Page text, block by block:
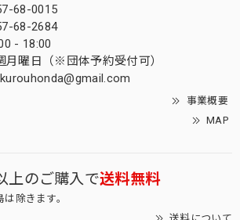
68-0015
68-2684
- 18:00
月曜日（※団体予約受付可）
事業概要
MAP
上のご購入で送料無料
除きます。